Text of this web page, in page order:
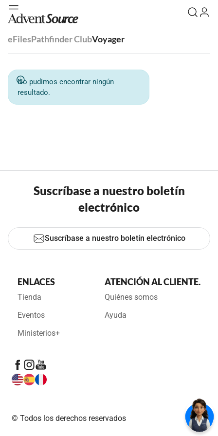
eFilesPathfinder ClubVoyager
No pudimos encontrar ningún
resultado.
Suscríbase a nuestro boletín
electrónico
Suscríbase a nuestro boletín electrónico
ENLACES
Tienda
Eventos
Ministerios+
ATENCIÓN AL CLIENTE.
Quiénes somos
Ayuda
© Todos los derechos reservados